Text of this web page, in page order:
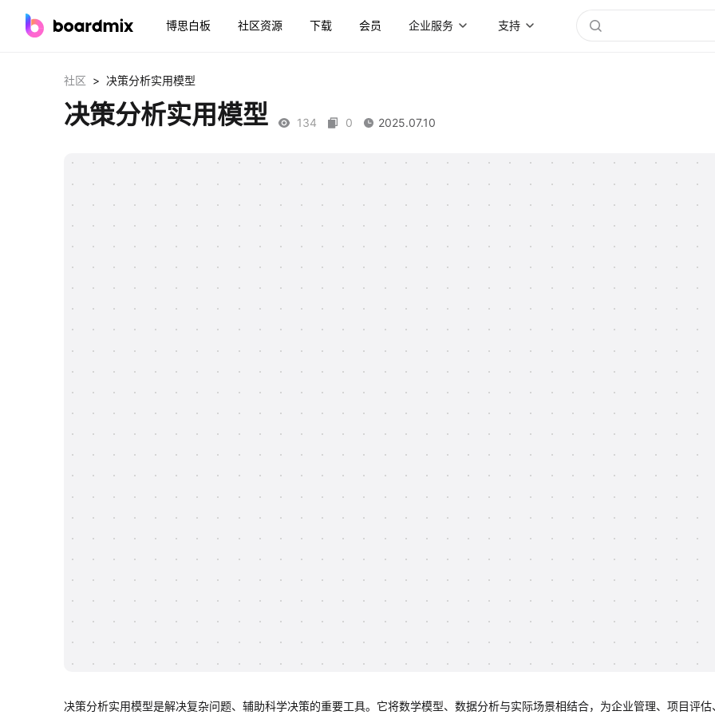
博思白板 社区资源 下载 会员 企业服务 支持
社区 > 决策分析实用模型
决策分析实用模型 134 0 2025.07.10
决策分析实用模型是解决复杂问题、辅助科学决策的重要工具。它将数学模型、数据分析与实际场景相结合，为企业管理、项目评估